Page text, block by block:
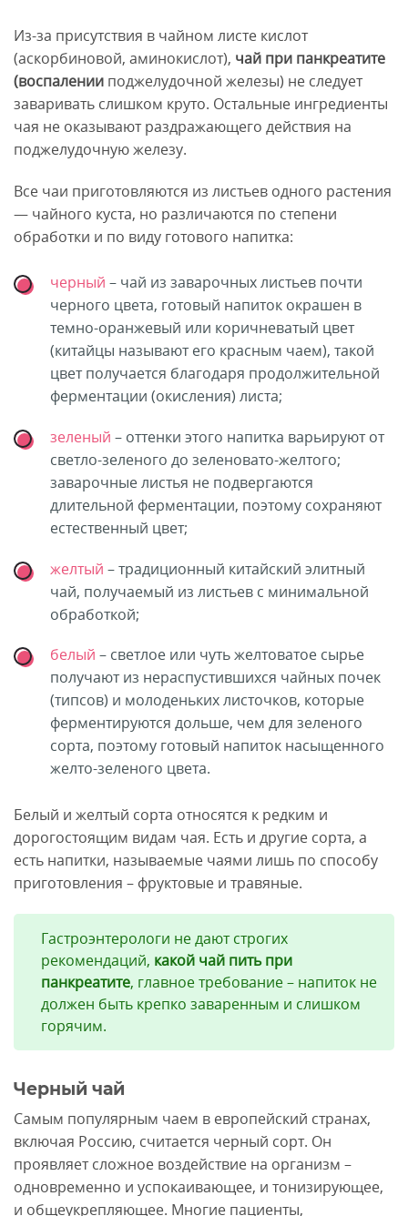
Из-за присутствия в чайном листе кислот
(аскорбиновой, аминокислот), чай при панкреатите
(воспалении поджелудочной железы) не следует
заваривать слишком круто. Остальные ингредиенты
чая не оказывают раздражающего действия на
поджелудочную железу.
Все чаи приготовляются из листьев одного растения
— чайного куста, но различаются по степени
обработки и по виду готового напитка:
черный – чай из заварочных листьев почти
черного цвета, готовый напиток окрашен в
темно-оранжевый или коричневатый цвет
(китайцы называют его красным чаем), такой
цвет получается благодаря продолжительной
ферментации (окисления) листа;
зеленый – оттенки этого напитка варьируют от
светло-зеленого до зеленовато-желтого;
заварочные листья не подвергаются
длительной ферментации, поэтому сохраняют
естественный цвет;
желтый – традиционный китайский элитный
чай, получаемый из листьев с минимальной
обработкой;
белый – светлое или чуть желтоватое сырье
получают из нераспустившихся чайных почек
(типсов) и молоденьких листочков, которые
ферментируются дольше, чем для зеленого
сорта, поэтому готовый напиток насыщенного
желто-зеленого цвета.
Белый и желтый сорта относятся к редким и
дорогостоящим видам чая. Есть и другие сорта, а
есть напитки, называемые чаями лишь по способу
приготовления – фруктовые и травяные.
Гастроэнтерологи не дают строгих
рекомендаций, какой чай пить при
панкреатите, главное требование – напиток не
должен быть крепко заваренным и слишком
горячим.
Черный чай
Самым популярным чаем в европейский странах,
включая Россию, считается черный сорт. Он
проявляет сложное воздействие на организм –
одновременно и успокаивающее, и тонизирующее,
и общеукрепляющее. Многие пациенты,